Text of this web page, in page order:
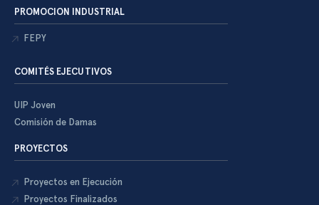
PROMOCION INDUSTRIAL
FEPY
COMITÉS EJECUTIVOS
UIP Joven
Comisión de Damas
PROYECTOS
Proyectos en Ejecución
Proyectos Finalizados